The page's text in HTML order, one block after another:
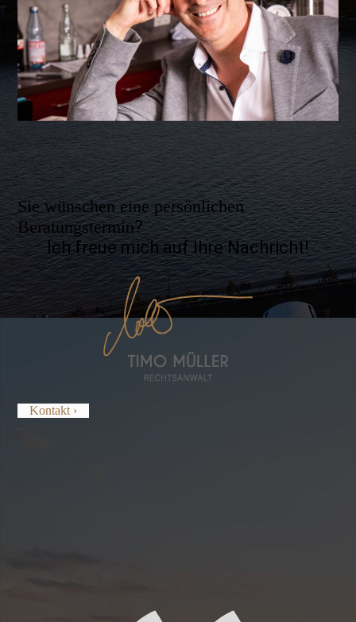
Sie wünschen eine persönlichen
Beratungstermin?
Ich freue mich auf Ihre Nachricht!
Kontakt ›